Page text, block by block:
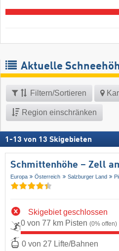
Aktuelle
Filtern/Sortieren
Region einschränken
1 -13 von 13 Skigebieten
Schmittenhöhe – Zell
Europa Österreich Salzburger Land
Skigebiet geschlossen
0 von 77 km Pisten (0% offen)
0 von 27 Lifte/Bahnen